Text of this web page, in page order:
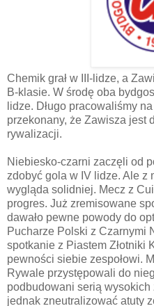
Chemik grał w III-lidze, a
B-klasie. W środę oba
lidze. Długo pracowaliśmy
przekonany, że Zawisza jest
rywalizacji.
Niebiesko-czarni zaczęli od
zdobyć gola w IV lidze. Ale z
wygląda solidniej. Mecz z
progres. Już zremisowane
dawało pewne powody do
Pucharze Polski z Czarnymi
spotkanie z Piastem Złotniki
pewności siebie zespołowi.
Rywale przystępowali do
podbudowani serią wysokich
jednak zneutralizować atuty